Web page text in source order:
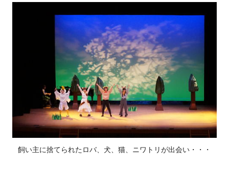
飼い主に捨てられたロバ、犬、猫、ニワトリが出会い・・・